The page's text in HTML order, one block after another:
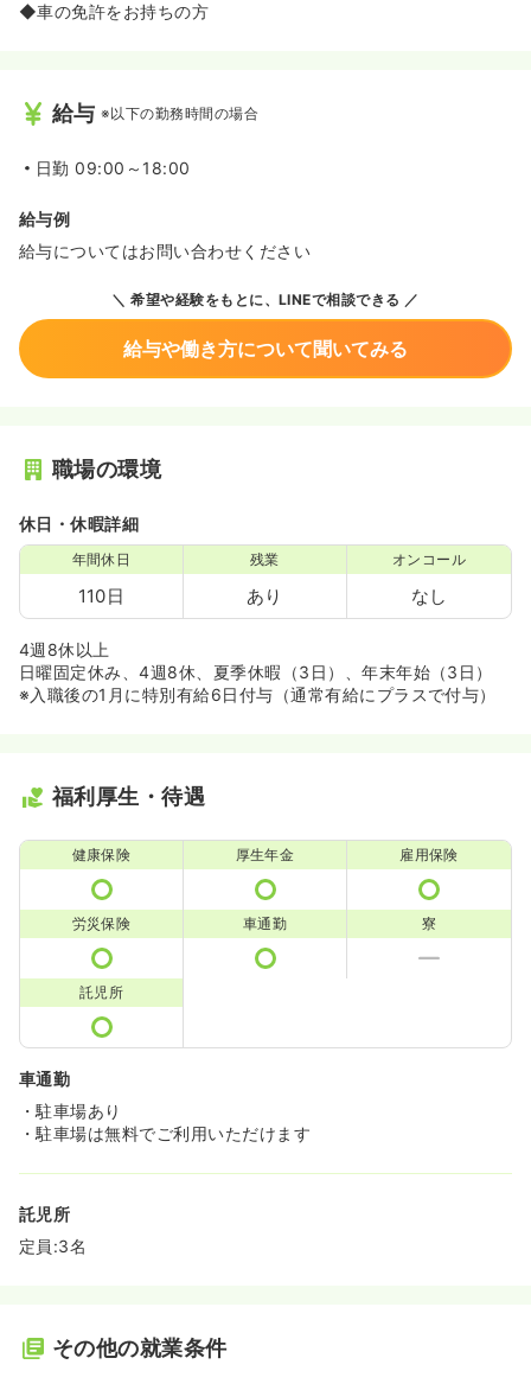
◆車の免許をお持ちの方
給与 ※以下の勤務時間の場合
日勤 09:00～18:00
給与例
給与についてはお問い合わせください
希望や経験をもとに、LINEで相談できる
給与や働き方について聞いてみる
職場の環境
休日・休暇詳細
年間休日
110日
残業
あり
オンコール
なし
4週8休以上
日曜固定休み、4週8休、夏季休暇（3日）、年末年始（3日）
※入職後の1月に特別有給6日付与（通常有給にプラスで付与）
福利厚生・待遇
健康保険 厚生年金 雇用保険
労災保険 車通勤 寮
託児所
車通勤
・駐車場あり
・駐車場は無料でご利用いただけます
託児所
定員:3名
その他の就業条件